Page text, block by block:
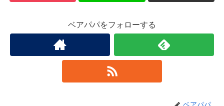
ベアパパをフォローする
ベアパパ